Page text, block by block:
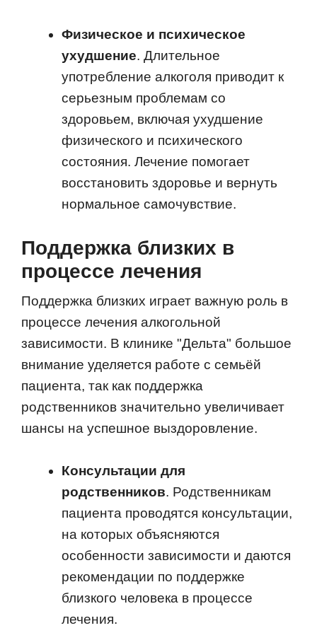
Физическое и психическое
ухудшение. Длительное
употребление алкоголя приводит к
серьезным проблемам со
здоровьем, включая ухудшение
физического и психического
состояния. Лечение помогает
восстановить здоровье и вернуть
нормальное самочувствие.
Поддержка близких в
процессе лечения
Поддержка близких играет важную роль в
процессе лечения алкогольной
зависимости. В клинике "Дельта" большое
внимание уделяется работе с семьёй
пациента, так как поддержка
родственников значительно увеличивает
шансы на успешное выздоровление.
Консультации для
родственников. Родственникам
пациента проводятся консультации,
на которых объясняются
особенности зависимости и даются
рекомендации по поддержке
близкого человека в процессе
лечения.